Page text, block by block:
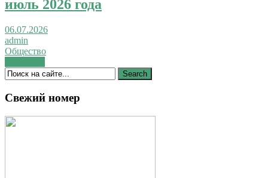
июль 2026 года
06.07.2026
admin
Общество
Свежий номер